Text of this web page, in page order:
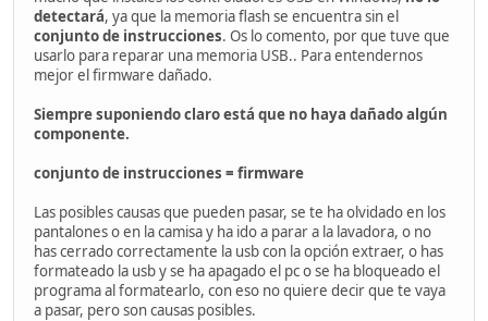
detectará, ya que la memoria flash se encuentra sin el
conjunto de instrucciones. Os lo comento, por que tuve que
usarlo para reparar una memoria USB.. Para entendernos
mejor el firmware dañado.
Siempre suponiendo claro está que no haya dañado algún
componente.
conjunto de instrucciones = firmware
Las posibles causas que pueden pasar, se te ha olvidado en los
pantalones o en la camisa y ha ido a parar a la lavadora, o no
has cerrado correctamente la usb con la opción extraer, o has
formateado la usb y se ha apagado el pc o se ha bloqueado el
programa al formatearlo, con eso no quiere decir que te vaya
a pasar, pero son causas posibles.